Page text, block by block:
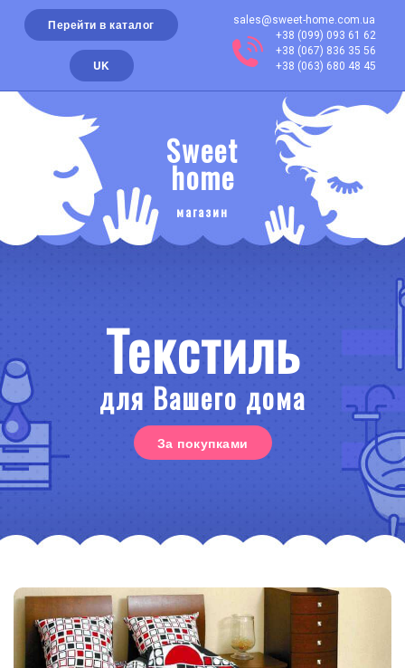
Перейти в каталог
UK
sales@sweet-home.com.ua
+38 (099) 093 61 62
+38 (067) 836 35 56
+38 (063) 680 48 45
Sweet
home
магазин
Текстиль
для Вашего дома
За покупками